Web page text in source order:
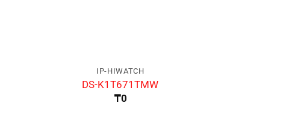
IP-HIWATCH
DS-K1T671TMW
₸0